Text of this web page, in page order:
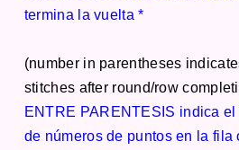
termina la vuelta *
(number in parentheses
stitches after round/row
ENTRE PARENTESIS indica el
de números de puntos en la fila